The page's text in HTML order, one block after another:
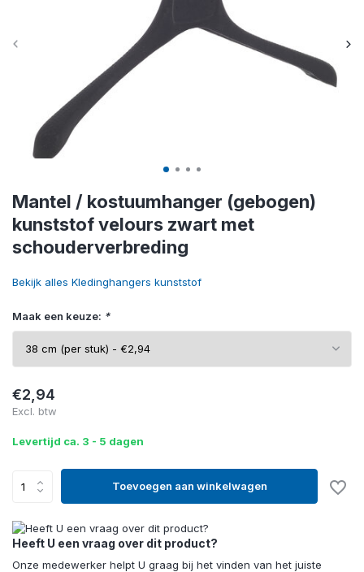
Mantel / kostuumhanger (gebogen)
kunststof velours zwart met
schouderverbreding
Bekijk alles Kledinghangers kunststof
Maak een keuze: *
€2,94
Excl. btw
Levertijd ca. 3 - 5 dagen
Toevoegen aan winkelwagen
Heeft U een vraag over dit product?
Onze medewerker helpt U graag bij het vinden van het juiste